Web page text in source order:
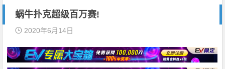
蜗牛扑克超级百万赛!
2020年6月14日